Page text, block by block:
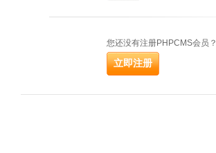
您还没有注册PHPCMS会员？